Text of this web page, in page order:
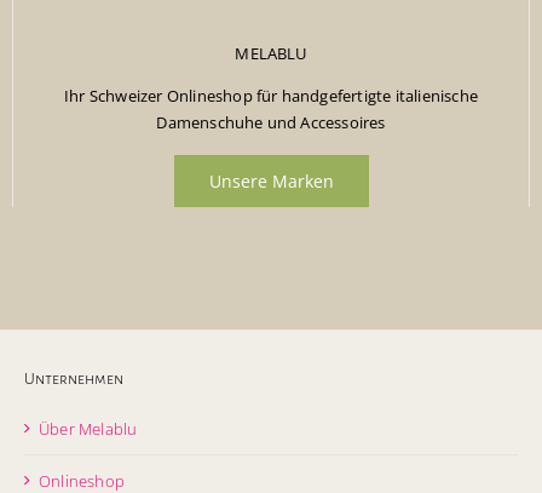
MELABLU
Ihr Schweizer Onlineshop für handgefertigte italienische
Damenschuhe und Accessoires
Unsere Marken
Unternehmen
Über Melablu
Onlineshop